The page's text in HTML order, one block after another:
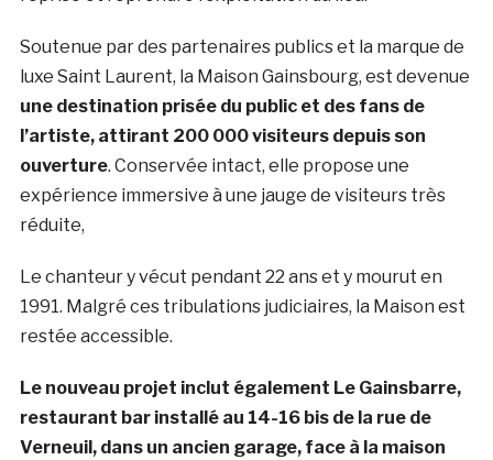
Soutenue par des partenaires publics et la marque de
luxe Saint Laurent, la Maison Gainsbourg, est devenue
une destination prisée du public et des fans de
l’artiste, attirant 200 000 visiteurs depuis son
ouverture. Conservée intact, elle propose une
expérience immersive à une jauge de visiteurs très
réduite,
Le chanteur y vécut pendant 22 ans et y mourut en
1991. Malgré ces tribulations judiciaires, la Maison est
restée accessible.
Le nouveau projet inclut également Le Gainsbarre,
restaurant bar installé au 14-16 bis de la rue de
Verneuil, dans un ancien garage, face à la maison